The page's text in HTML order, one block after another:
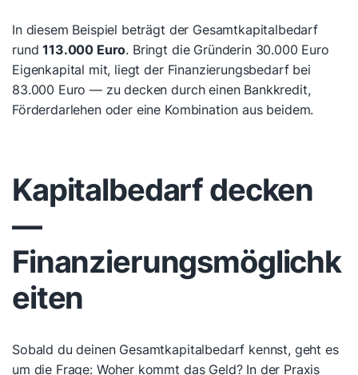
In diesem Beispiel beträgt der Gesamtkapitalbedarf
rund113.000 Euro. Bringt die Gründerin 30.000 Euro
Eigenkapital mit, liegt der Finanzierungsbedarf bei
83.000 Euro — zu decken durch einen Bankkredit,
Förderdarlehen oder eine Kombination aus beidem.
Kapitalbedarf decken
—
Finanzierungsmöglichk
eiten
Sobald du deinen Gesamtkapitalbedarf kennst, geht es
um die Frage: Woher kommt das Geld? In der Praxis